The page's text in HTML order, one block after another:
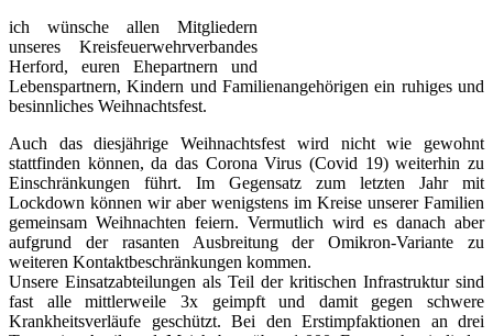
ich wünsche allen Mitgliedern
unseres Kreisfeuerwehrverbandes
Herford, euren Ehepartnern und
Lebenspartnern, Kindern und Familienangehörigen ein ruhiges und
besinnliches Weihnachtsfest.
Auch das diesjährige Weihnachtsfest wird nicht wie gewohnt
stattfinden können, da das Corona Virus (Covid 19) weiterhin zu
Einschränkungen führt. Im Gegensatz zum letzten Jahr mit
Lockdown können wir aber wenigstens im Kreise unserer Familien
gemeinsam Weihnachten feiern. Vermutlich wird es danach aber
aufgrund der rasanten Ausbreitung der Omikron-Variante zu
weiteren Kontaktbeschränkungen kommen.
Unsere Einsatzabteilungen als Teil der kritischen Infrastruktur sind
fast alle mittlerweile 3x geimpft und damit gegen schwere
Krankheitsverläufe geschützt. Bei den Erstimpfaktionen an drei